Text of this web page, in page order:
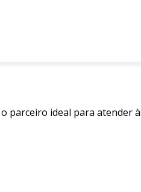
o parceiro ideal para atender